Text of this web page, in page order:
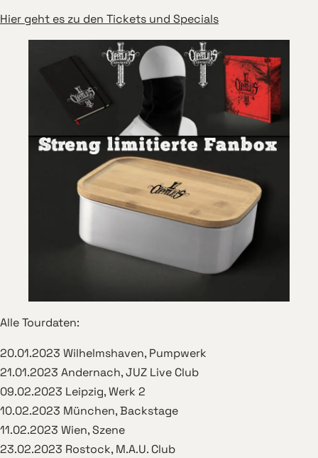
Hier geht es zu den Tickets und Specials
Alle Tourdaten:
20.01.2023 Wilhelmshaven, Pumpwerk
21.01.2023 Andernach, JUZ Live Club
09.02.2023 Leipzig, Werk 2
10.02.2023 München, Backstage
11.02.2023 Wien, Szene
23.02.2023 Rostock, M.A.U. Club